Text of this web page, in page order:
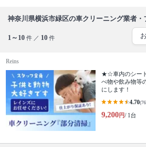
神奈川県横浜市緑区の車クリーニング業者・
1～10 件 ／ 10 件
Reins
★☆車内のシー
べ物や飲み物等
にします！
4.70
9,200円/ 1台